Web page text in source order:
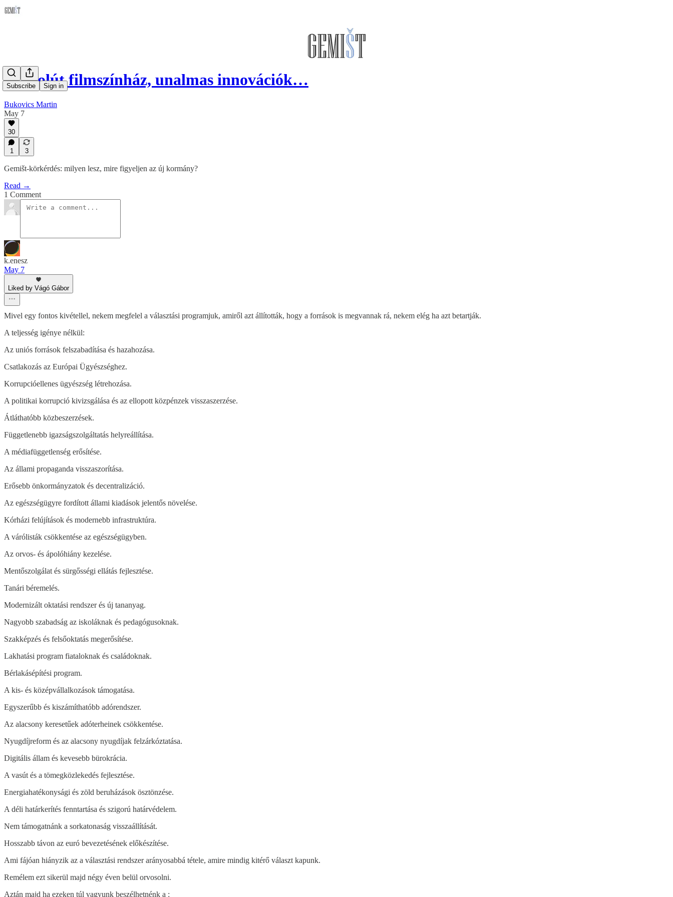
Subscribe Sign in
Abszolút filmszínház, unalmas innovációk…
Bukovics Martin
May 7
30
1 3
Gemišt-körkérdés: milyen lesz, mire figyeljen az új kormány?
Read →
1 Comment
k.enesz
May 7
Liked by Vágó Gábor
Mivel egy fontos kivétellel, nekem megfelel a választási programjuk, amiről azt állították, hogy a források is megvannak rá, nekem elég ha azt betartják.
A teljesség igénye nélkül:
Az uniós források felszabadítása és hazahozása.
Csatlakozás az Európai Ügyészséghez.
Korrupcióellenes ügyészség létrehozása.
A politikai korrupció kivizsgálása és az ellopott közpénzek visszaszerzése.
Átláthatóbb közbeszerzések.
Függetlenebb igazságszolgáltatás helyreállítása.
A médiafüggetlenség erősítése.
Az állami propaganda visszaszorítása.
Erősebb önkormányzatok és decentralizáció.
Az egészségügyre fordított állami kiadások jelentős növelése.
Kórházi felújítások és modernebb infrastruktúra.
A várólisták csökkentése az egészségügyben.
Az orvos- és ápolóhiány kezelése.
Mentőszolgálat és sürgősségi ellátás fejlesztése.
Tanári béremelés.
Modernizált oktatási rendszer és új tananyag.
Nagyobb szabadság az iskoláknak és pedagógusoknak.
Szakképzés és felsőoktatás megerősítése.
Lakhatási program fiataloknak és családoknak.
Bérlakásépítési program.
A kis- és középvállalkozások támogatása.
Egyszerűbb és kiszámíthatóbb adórendszer.
Az alacsony keresetűek adóterheinek csökkentése.
Nyugdíjreform és az alacsony nyugdíjak felzárkóztatása.
Digitális állam és kevesebb bürokrácia.
A vasút és a tömegközlekedés fejlesztése.
Energiahatékonysági és zöld beruházások ösztönzése.
A déli határkerítés fenntartása és szigorú határvédelem.
Nem támogatnánk a sorkatonaság visszaállítását.
Hosszabb távon az euró bevezetésének előkészítése.
Ami fájóan hiányzik az a választási rendszer arányosabbá tétele, amire mindig kitérő választ kapunk.
Remélem ezt sikerül majd négy éven belül orvosolni.
Aztán majd ha ezeken túl vagyunk beszélhetnénk a :